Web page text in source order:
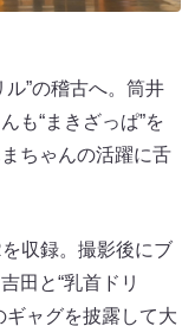
”の稽古へ。筒井
も“まきざっぱ”を
ちゃんの活躍に舌
収録。撮影後にブ
田と“乳首ドリ
ギャグを披露して大